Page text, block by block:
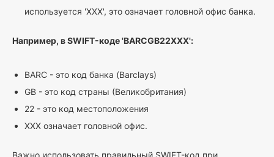
используется 'XXX', это означает головной офис банка.
Например, в SWIFT-коде 'BARCGB22XXX':
BARC - это код банка (Barclays)
GB - это код страны (Великобритания)
22 - это код местоположения
XXX означает головной офис.
Важно использовать правильный SWIFT-код при